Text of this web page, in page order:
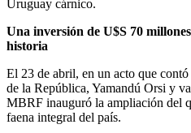
Uruguay cárnico.
Una inversión de U$S 70
historia
El 23 de abril, en un acto que
de la República, Yamandú Orsi y
MBRF inauguró la ampliación del
faena integral del país.